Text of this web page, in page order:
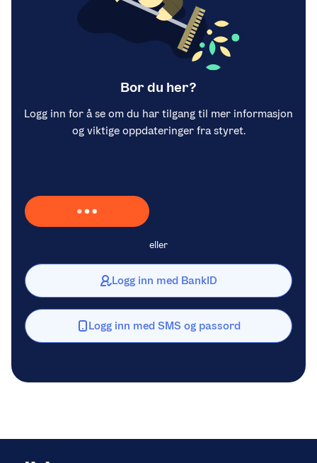
Bor du her?
Logg inn for å se om du har tilgang til mer informasjon
og viktige oppdateringer fra styret.
Laster inn Vipps …
eller
Logg inn med BankID
Logg inn med SMS og passord